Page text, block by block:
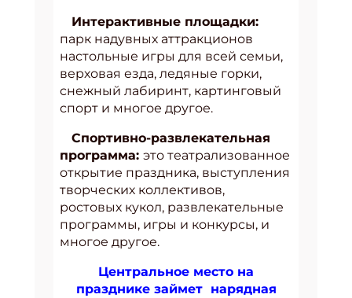
Интерактивные площадки:
парк надувных аттракционов
настольные игры для всей семьи,
верховая езда, ледяные горки,
снежный лабиринт, картинговый
спорт и многое другое.
Спортивно-развлекательная
программа: это театрализованное
открытие праздника, выступления
творческих коллективов,
ростовых кукол, развлекательные
программы, игры и конкурсы, и
многое другое.
Центральное место на
празднике займет нарядная